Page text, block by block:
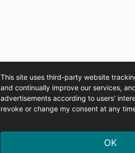
This site uses third-party website
and continually improve our services,
advertisements according to users'
revoke or change my consent at any
OK